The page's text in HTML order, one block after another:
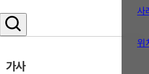
사
위
가사